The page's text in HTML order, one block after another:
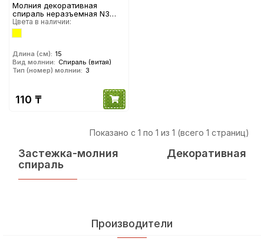
Молния декоративная
спираль неразъемная N3
(15см, Золотой)
Цвета в наличии:
Длина (см): 15
Вид молнии: Спираль (витая)
Тип (номер) молнии: 3
110 ₸
Показано с 1 по 1 из 1 (всего 1 страниц)
Застежка-молния Декоративная
спираль
Производители